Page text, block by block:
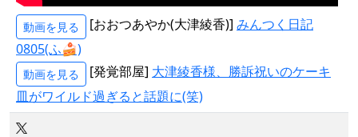
動画を見る [おおつあやか(大津綾香)] みんつく日記
0805(ふ🍰)
動画を見る [発覚部屋] 大津綾香様、勝訴祝いのケーキ
皿がワイルド過ぎると話題に(笑)